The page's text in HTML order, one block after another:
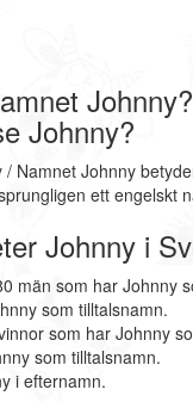
Johnny?
Johnny?
/ Namnet Johnny
ett engelskt
Johnny i
män som har Johnny
som tilltalsnamn.
som har Johnny
som tilltalsnamn.
i efternamn.